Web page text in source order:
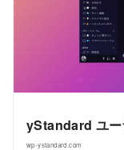
yStandard ユー
wp-ystandard.com